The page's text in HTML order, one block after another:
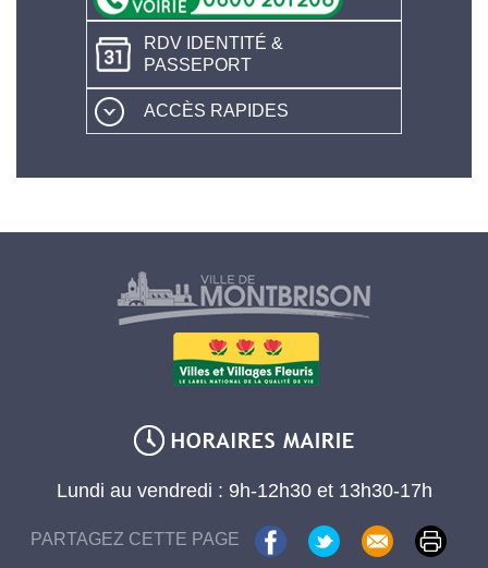
RDV IDENTITÉ &
PASSEPORT
ACCÈS RAPIDES
Lundi au vendredi : 9h-12h30 et 13h30-17h
PARTAGEZ CETTE PAGE